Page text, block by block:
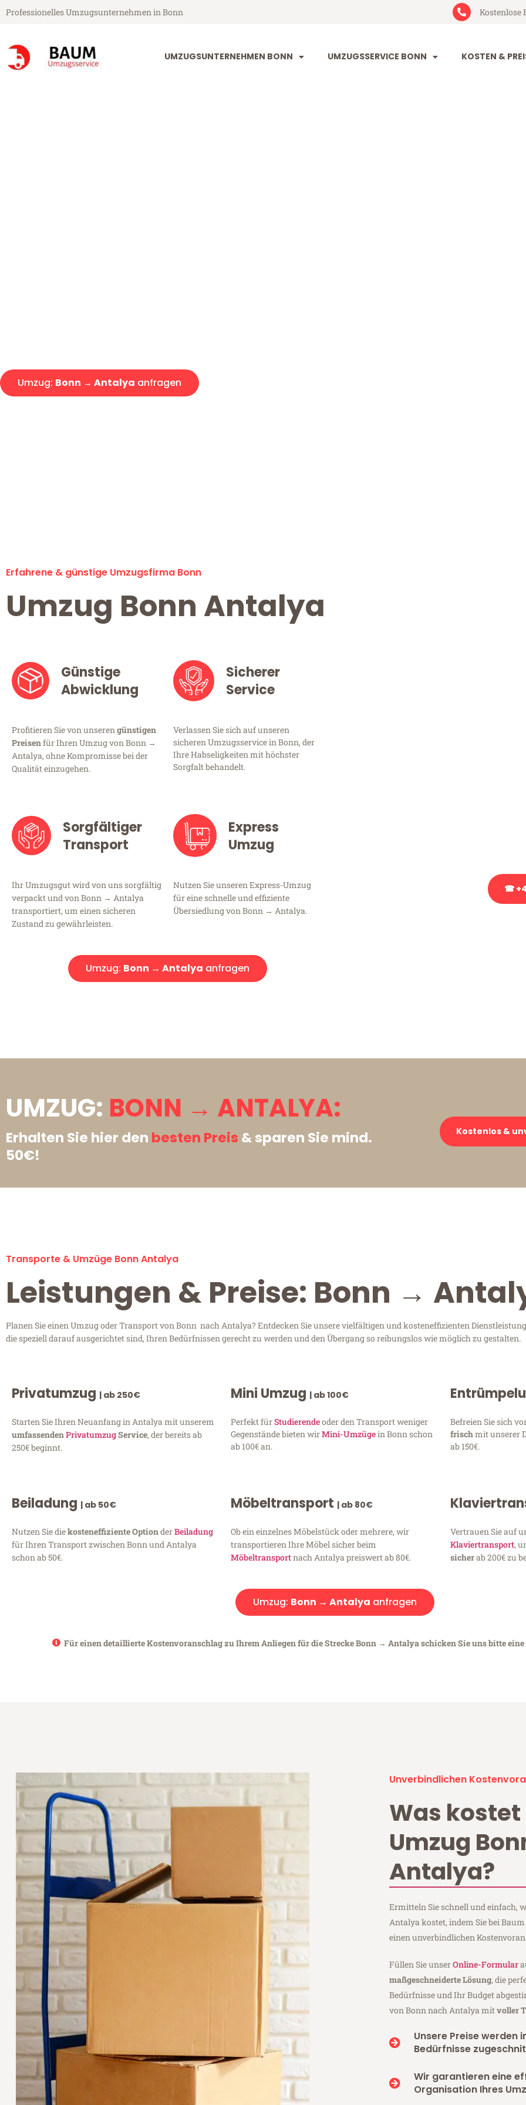
Professionelles Umzugsunternehmen in Bonn Kostenlose
UMZUGSUNTERNEHMEN BONN UMZUGSSERVICE BONN KOSTEN &
Umzug: Bonn → Antalya anfragen
Erfahrene & günstige Umzugsfirma Bonn
Umzug Bonn Antalya
Günstige
Abwicklung
Profitieren Sie von unserengünstigen
Preisenfür Ihren Umzug von Bonn →
Antalya, ohne Kompromisse bei der
Qualität einzugehen.
Sicherer
Service
Verlassen Sie sich auf unseren
sicheren Umzugsservice in Bonn, der
Ihre Habseligkeiten mit höchster
Sorgfalt behandelt.
Sorgfältiger
Transport
Ihr Umzugsgut wird von uns sorgfältig
verpackt und von Bonn → Antalya
transportiert, um einen sicheren
Zustand zu gewährleisten.
Express
Umzug
Nutzen Sie unseren Express-Umzug
für eine schnelle und effiziente
Übersiedlung von Bonn → Antalya.
Umzug: Bonn → Antalya anfragen
☎
UMZUG: BONN → ANTALYA:
Erhalten Sie hier den besten Preis & sparen Sie mind.
50€!
Kostenlos &
Transporte & Umzüge Bonn Antalya
Leistungen & Preise: Bonn →
Planen Sie einen Umzug oder Transport von Bonn nach Antalya? Entdecken Sie unsere vielfältigen und kosteneffizienten
die speziell darauf ausgerichtet sind, Ihren Bedürfnissen gerecht zu werden und den Übergang so reibungslos wie möglich zu gestalten.
Privatumzug | ab 250€
Starten Sie Ihren Neuanfang in Antalya mit unserem
umfassendenPrivatumzugService, der bereits ab
250€ beginnt.
Mini Umzug | ab 100€
Perfekt fürStudierendeoder den Transport weniger
Gegenstände bieten wirMini-Umzügein Bonn schon
ab 100€ an.
Befreien Sie sich
frischmit unserer
ab 150€.
Beiladung | ab 50€
Nutzen Sie diekosteneffiziente OptionderBeiladung
für Ihren Transport zwischen Bonn und Antalya
schon ab 50€.
Möbeltransport | ab 80€
Ob ein einzelnes Möbelstück oder mehrere, wir
transportieren Ihre Möbel sicher beim
Möbeltransportnach Antalya preiswert ab 80€.
Vertrauen Sie auf
Klaviertransport,
sicherab 200€ zu
Umzug: Bonn → Antalya anfragen
Für einen detaillierte Kostenvoranschlag zu Ihrem Anliegen für die Strecke Bonn → Antalya schicken Sie uns bitte eine
Unverbindlichen
Was kostet
Umzug
Antalya?
Ermitteln Sie schnell und einfach,
Antalya kostet, indem Sie bei
einen unverbindlichen
Füllen Sie unserOnline-Formular
maßgeschneiderte Lösung, die
Bedürfnisse und Ihr Budget
von Bonn nach Antalya mitvoller
Unsere Preise werden
Bedürfnisse
Wir garantieren eine
Organisation Ihres